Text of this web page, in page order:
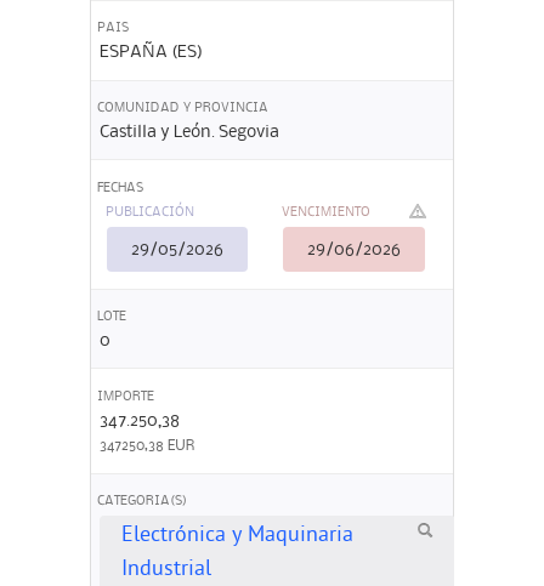
PAIS
ESPAÑA (ES)
COMUNIDAD Y PROVINCIA
Castilla y León. Segovia
FECHAS
PUBLICACIÓN
29/05/2026
VENCIMIENTO
29/06/2026
LOTE
0
IMPORTE
347.250,38
347250,38 EUR
CATEGORIA(S)
Electrónica y Maquinaria
Industrial